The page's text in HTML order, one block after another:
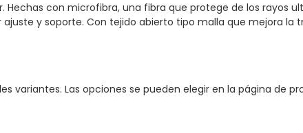
Hechas con microfibra, una fibra que protege de los
y soporte. Con tejido abierto tipo malla que mejora la
variantes. Las opciones se pueden elegir en la página de